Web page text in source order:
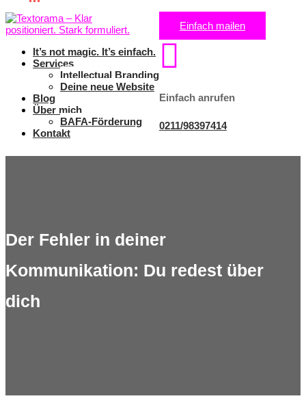
It’s not magic. It’s einfach.
Services
Intellectual Branding
Deine neue Website
Blog
Über mich
BAFA-Förderung
Kontakt
Einfach mailen

Einfach anrufen
0211/98397414
Der Fehler in deiner
Kommunikation: Du redest über
dich